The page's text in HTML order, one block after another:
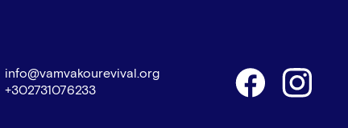
info@vamvakourevival.org
+302731076233